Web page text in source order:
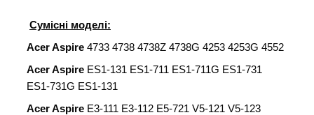
Сумісні моделі:
Acer Aspire 4733 4738 4738Z 4738G 4253 4253G 4552
Acer Aspire ES1-131 ES1-711 ES1-711G ES1-731
ES1-731G ES1-131
Acer Aspire E3-111 E3-112 E5-721 V5-121 V5-123